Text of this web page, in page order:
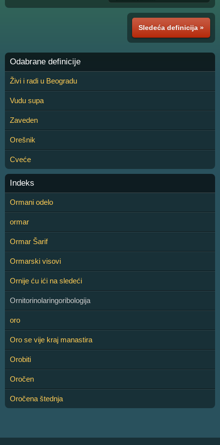
Sledeća definicija »
Odabrane definicije
Živi i radi u Beogradu
Vudu supa
Zaveden
Orešnik
Cveće
Indeks
Ormani odelo
ormar
Ormar Šarif
Ormarski visovi
Ornije ću ići na sledeći
Ornitorinolaringoribologija
oro
Oro se vije kraj manastira
Orobiti
Oročen
Oročena štednja